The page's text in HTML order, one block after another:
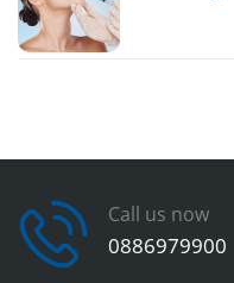
Call us now
0886979900